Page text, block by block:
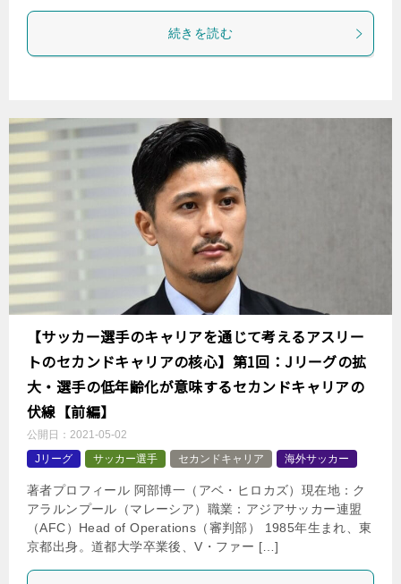
続きを読む
【サッカー選手のキャリアを通じて考えるアスリー
トのセカンドキャリアの核心】第1回：Jリーグの拡
大・選手の低年齢化が意味するセカンドキャリアの
伏線【前編】
公開日： 2021-05-02
Jリーグ
サッカー選手 セカンドキャリア 海外サッカー
著者プロフィール 阿部博一（アベ・ヒロカズ）現在地：ク
アラルンプール（マレーシア）職業：アジアサッカー連盟
（AFC）Head of Operations（審判部） 1985年生まれ、東
京都出身。道都大学卒業後、V・ファー […]